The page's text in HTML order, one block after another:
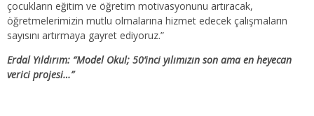
çocukların eğitim ve öğretim motivasyonunu artıracak,
öğretmelerimizin mutlu olmalarına hizmet edecek çalışmaların
sayısını artırmaya gayret ediyoruz.”
Erdal Yıldırım: “Model Okul; 50’inci yılımızın son ama en heyecan
verici projesi…”